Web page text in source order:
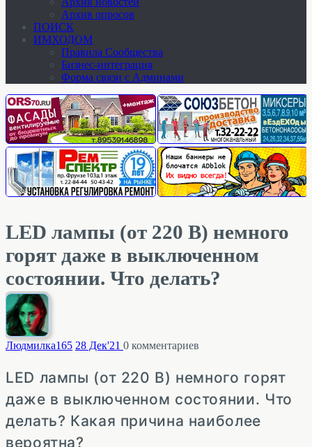
Архив опросов
ПОИСК
ИМХОДОМ
Правила Сообщества
Бизнес-интеграция
Форма связи с Админами
LED лампы (от 220 В) немного
горят даже в выключенном
состоянии. Что делать?
Людмилка165 28 Дек'21 0 комментариев
LED лампы (от 220 В) немного горят
даже в выключенном состоянии. Что
делать? Какая причина наиболее
вероятна?